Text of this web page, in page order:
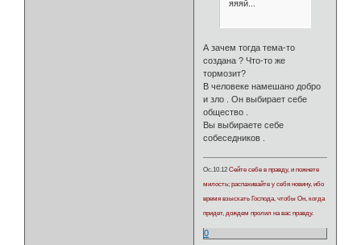
яяяй...
А зачем тогда тема-то
создана ? Что-то же
тормозит?
В человеке намешано добро
и зло . Он выбирает себе
общество .
Вы выбираете себе
собеседников .
Ос.10.12Сейте себе в правду, и пожнете
милость; распахивайте у себя новину, ибо
время взыскать Господа, чтобы Он, когда
придет, дождем пролил на вас правду.
0